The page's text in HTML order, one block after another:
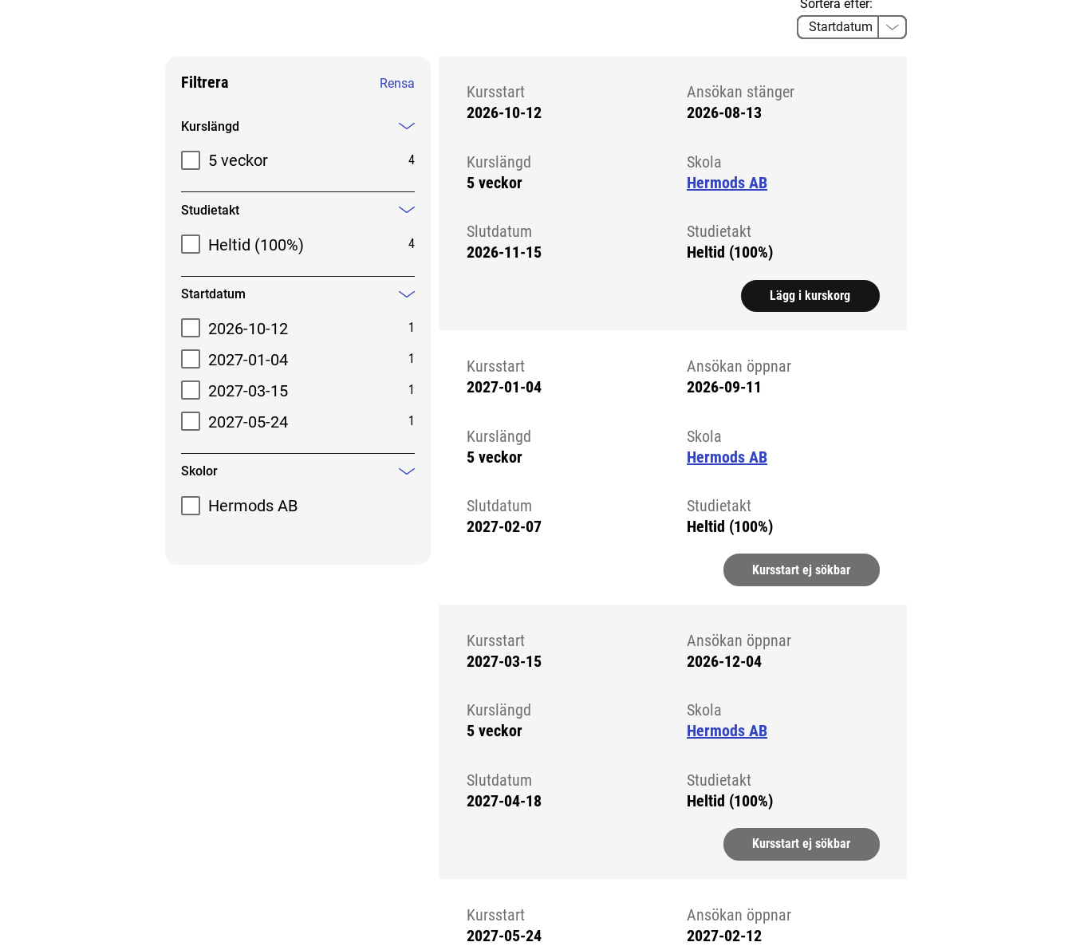
Sortera efter:
Filtrera Rensa
Filtrera sökresultat
Kurslängd
5 veckor
4
Studietakt
Mindre information
Heltid (100%)
4
Startdatum
2026-10-12
1
2027-01-04 1
2027-03-15 1
2027-05-24 1
Skolor
Hermods AB
Kursstart
2026-10-12
Ansökan stänger
2026-08-13
Kurslängd
5 veckor
Skola
Hermods AB
Slutdatum
2026-11-15
Studietakt
Heltid (100%)
Lägg i kurskorg
Kursstart
2027-01-04
Ansökan öppnar
2026-09-11
Kurslängd
5 veckor
Skola
Hermods AB
Slutdatum
2027-02-07
Studietakt
Heltid (100%)
Kursstart ej sökbar
Kursstart
2027-03-15
Ansökan öppnar
2026-12-04
Kurslängd
5 veckor
Skola
Hermods AB
Slutdatum
2027-04-18
Studietakt
Heltid (100%)
Kursstart ej sökbar
Kursstart
2027-05-24
Ansökan öppnar
2027-02-12